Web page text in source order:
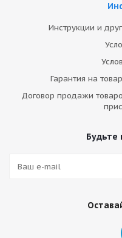
Инструкции и
Гарантия на
Договор продажи
Будьте